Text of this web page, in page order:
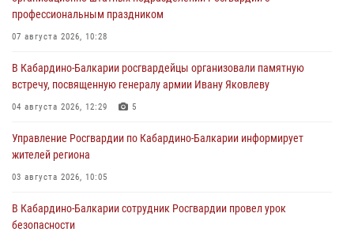
профессиональным праздником
07 августа 2026, 10:28
В Кабардино-Балкарии росгвардейцы организовали памятную
встречу, посвященную генералу армии Ивану Яковлеву
04 августа 2026, 12:29 5
Управление Росгвардии по Кабардино-Балкарии информирует
жителей региона
03 августа 2026, 10:05
В Кабардино‑Балкарии сотрудник Росгвардии провел урок
безопасности